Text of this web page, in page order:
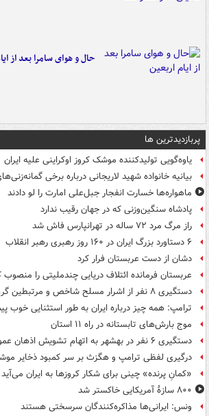
حال و هوای سامرا بعد از
پربازدیدترین ها
یاوه‌گویی تولیدکننده موشک کروز اوکراینی علیه ایران
بیانیه خانواده شهید لاریجانی درباره برخی
ماهواره‌ها خسارت انفجار جبل‌علی امارت را لو دادند
پادشاه سنگین‌وزنی که در جهان رقیب ندارد
راز مرگ مرد ۷۲ ساله در تهرانپارس فاش شد
۶ دستاورد بزرگ ایران در ۱۶۰ روز رهبری رهبر انقلاب
دشان از دست عربستان فرار کرد
عربستان فرمانده ائتلاف دریایی چندملیتی را منصوب
دستگیری ۸ نفر از اشرار مسلح شاخص و مرتبطین گروهک های تروریستی
ترامپ: همه چیز درباره ایران به طور استثنایی خوب
موج بارش‌های تابستانه در راه ۱۱ استان
دستگیری ۶ نفر در بهشهر به اتهام تشویش اذهان عمومی
درگیری لفظی ترامپ و هگزث بر سر کمبود ذخایر
«کمانِ پرنده» چینی برای شکار کروزها به ایران می‌آید
۸۰۰ سازۀ آمریکایی خاکستر شد
ونس: ایرانی‌ها مذاکره‌کنندگان سرسختی هستند